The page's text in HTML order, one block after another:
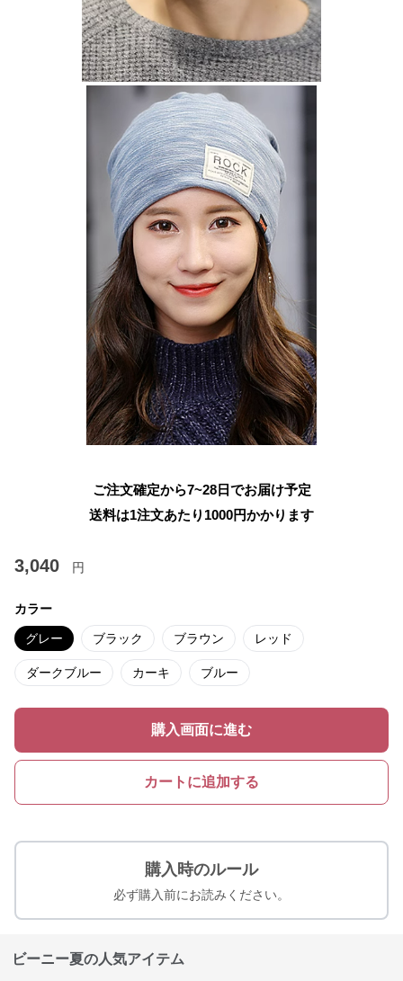
ご注文確定から7~28日でお届け予定
送料は1注文あたり 1000円かかります
3,040 円
カラー
グレー ブラック ブラウン レッド
ダークブルー カーキ ブルー
購入画面に進む
カートに追加する
購入時のルール
必ず購入前にお読みください。
ビーニー夏の人気アイテム